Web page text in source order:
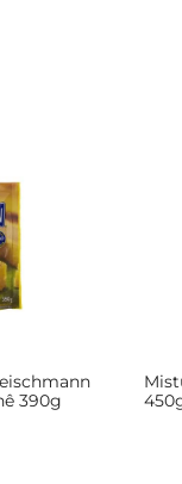
frutas, chocolate
390g